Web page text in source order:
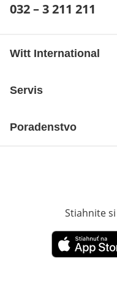
Telefónne číslo:
032 – 3 211 211
Witt International
Servis
Poradenstvo
Stiahnite
Otvorí sa